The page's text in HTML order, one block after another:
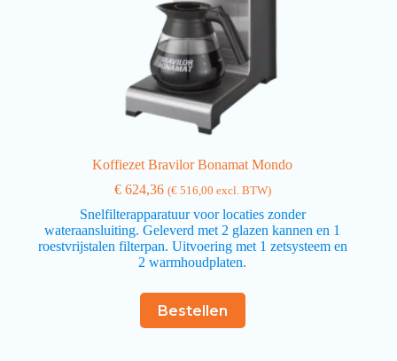
Koffiezet Bravilor Bonamat Mondo
€624,36 (€516,00 excl. BTW)
Snelfilterapparatuur voor locaties zonder
wateraansluiting. Geleverd met 2 glazen kannen en 1
roestvrijstalen filterpan. Uitvoering met 1 zetsysteem en
2 warmhoudplaten.
Bestellen